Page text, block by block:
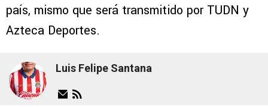
país, mismo que será transmitido por TUDN y
Azteca Deportes.
Luis Felipe Santana